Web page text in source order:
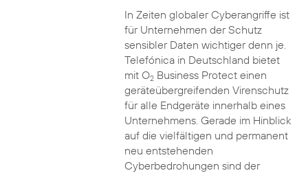
In Zeiten globaler Cyberangriffe ist
für Unternehmen der Schutz
sensibler Daten wichtiger denn je.
Telefónica in Deutschland bietet
mit O2Business Protect einen
geräteübergreifenden Virenschutz
für alle Endgeräte innerhalb eines
Unternehmens. Gerade im Hinblick
auf die vielfältigen und permanent
neu entstehenden
Cyberbedrohungen sind der